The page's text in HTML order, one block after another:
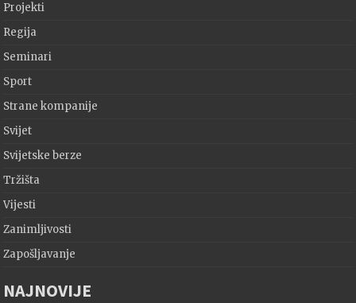
Projekti
Regija
Seminari
Sport
Strane kompanije
Svijet
Svijetske berze
Tržišta
Vijesti
Zanimljivosti
Zapošljavanje
NAJNOVIJE